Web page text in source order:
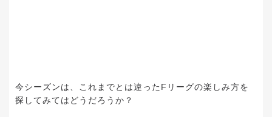
今シーズンは、これまでとは違ったFリーグの楽しみ方を
探してみてはどうだろうか？